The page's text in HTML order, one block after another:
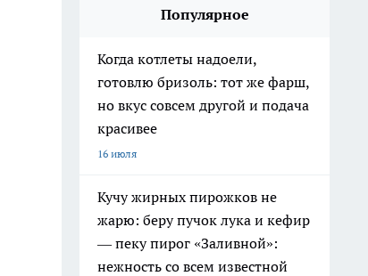
Популярное
Когда котлеты надоели,
готовлю бризоль: тот же фарш,
но вкус совсем другой и подача
красивее
16 июля
Кучу жирных пирожков не
жарю: беру пучок лука и кефир
— пеку пирог «Заливной»:
нежность со всем известной